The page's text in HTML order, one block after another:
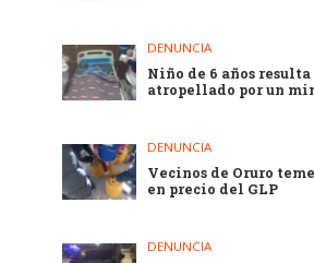
DENUNCIA
Niño de 6 años
atropellado por un
DENUNCIA
Vecinos de Oruro
en precio del GLP
DENUNCIA